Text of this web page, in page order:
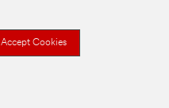
Accept Cookies